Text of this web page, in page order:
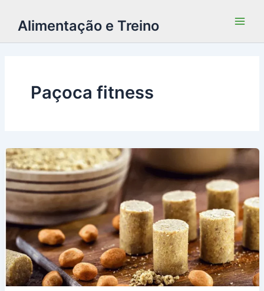
Alimentação e Treino
Paçoca fitness